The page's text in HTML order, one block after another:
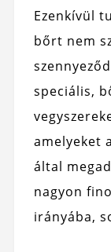
Ezenkívül
bőrt nem
speciális,
amelyeket
által
nagyon
irányába,